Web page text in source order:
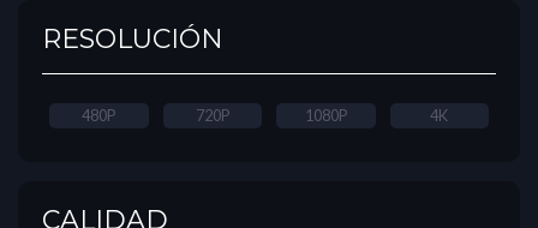
RESOLUCIÓN
480P 720P 1080P 4K
CALIDAD